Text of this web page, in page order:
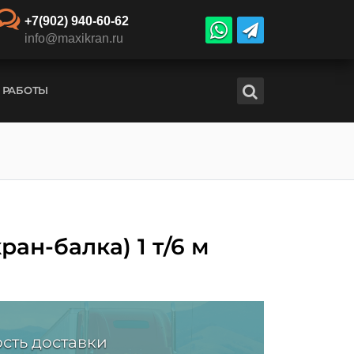
+7(902) 940-60-62
info@maxikran.ru
балка) 1 т/6 м
доставки